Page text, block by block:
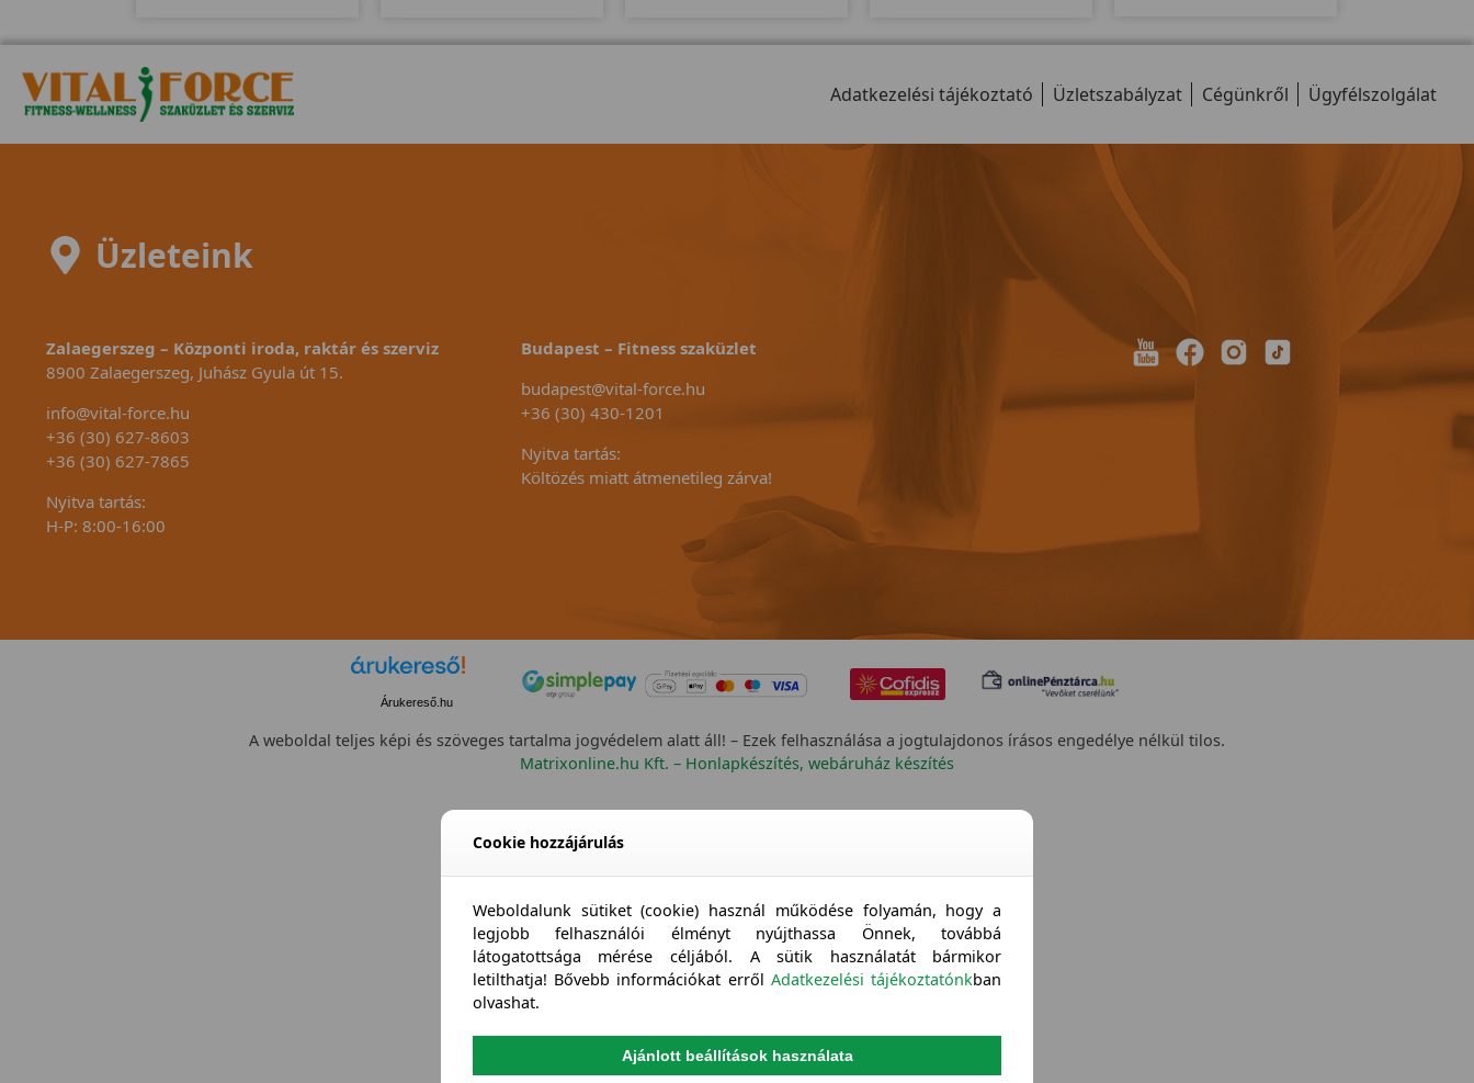
Adatkezelési tájékoztató Üzletszabályzat Cégünkről Ügyfélszolgálat
Üzleteink
Zalaegerszeg – Központi iroda, raktár és szerviz
8900 Zalaegerszeg, Juhász Gyula út 15.
info@vital-force.hu
+36 (30) 627-8603
+36 (30) 627-7865
Nyitva tartás:
H-P: 8:00-16:00
Budapest – Fitness szaküzlet
budapest@vital-force.hu
+36 (30) 430-1201
Nyitva tartás:
Költözés miatt átmenetileg zárva!
Árukereső.hu
A weboldal teljes képi és szöveges tartalma jogvédelem alatt áll! – Ezek felhasználása a jogtulajdonos írásos engedélye nélkül tilos.
Matrixonline.hu Kft. – Honlapkészítés, webáruház készítés
Cookie hozzájárulás
Weboldalunk sütiket (cookie) használ működése folyamán, hogy a
legjobb felhasználói élményt nyújthassa Önnek, továbbá
látogatottsága mérése céljából. A sütik használatát bármikor
letilthatja! Bővebb információkat erről Adatkezelési tájékoztatónkban
olvashat.
Ajánlott beállítások használata